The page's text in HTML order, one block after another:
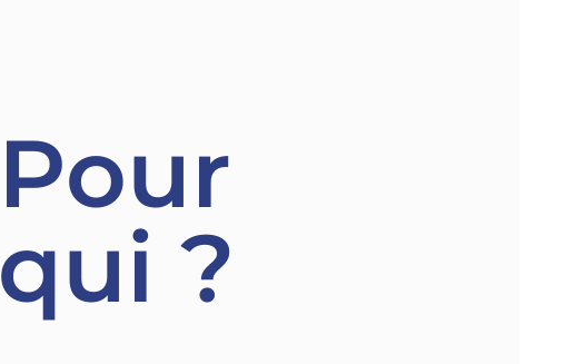
Pour
qui ?